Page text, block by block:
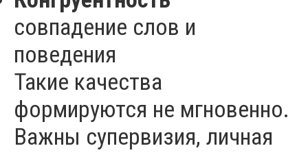
совпадение слов и
поведения
Такие качества
формируются не мгновенно.
Важны супервизия, личная